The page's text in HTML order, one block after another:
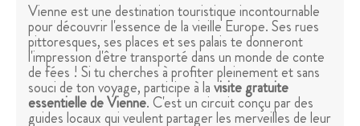
Vienne est une destination touristique incontournable
pour découvrir l'essence de la vieille Europe. Ses rues
pittoresques, ses places et ses palais te donneront
l'impression d'être transporté dans un monde de conte
de fées ! Si tu cherches à profiter pleinement et sans
souci de ton voyage, participe à lavisite gratuite
essentielle de Vienne. C'est un circuit conçu par des
guides locaux qui veulent partager les merveilles de leur